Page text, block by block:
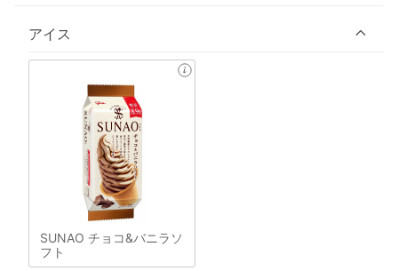
アイス
SUNAO チョコ&バニラソ
フト